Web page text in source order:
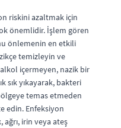
riskini azaltmak için
önemlidir. İşlem gören
önlemenin en etkili
temizleyin ve
içermeyen, nazik bir
sık yıkayarak, bakteri
temas etmeden
edin. Enfeksiyon
ağrı, irin veya ateş